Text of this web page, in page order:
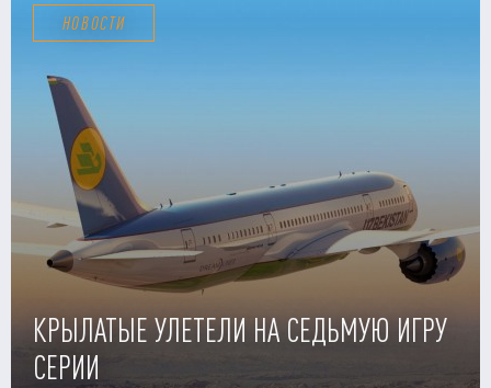
НОВОСТИ
КРЫЛАТЫЕ УЛЕТЕЛИ НА СЕДЬМУЮ ИГРУ
СЕРИИ